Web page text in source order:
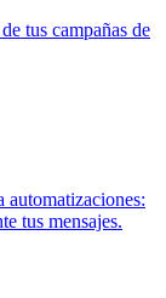
tus campañas de
automatizaciones:
tus mensajes.